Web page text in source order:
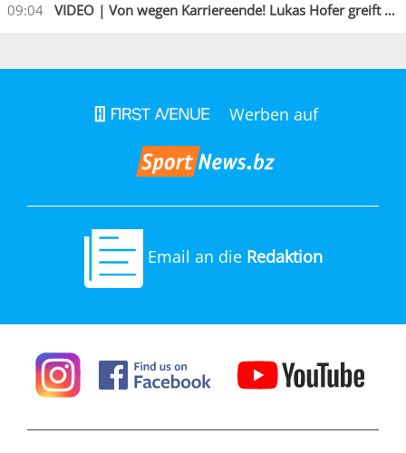
09:04 VIDEO | Von wegen Karriereende! Lukas Hofer greift an
Werben auf
Email an die Redaktion